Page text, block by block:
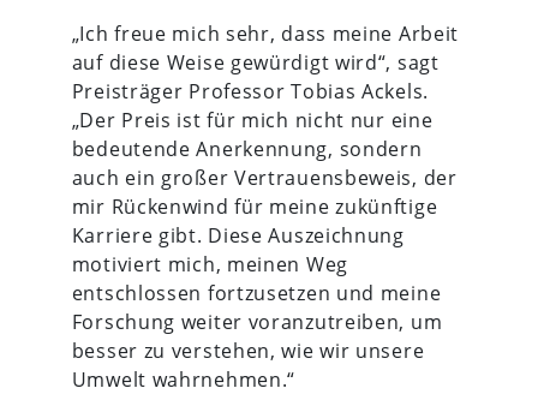
„Ich freue mich sehr, dass meine Arbeit
auf diese Weise gewürdigt wird“, sagt
Preisträger Professor Tobias Ackels.
„Der Preis ist für mich nicht nur eine
bedeutende Anerkennung, sondern
auch ein großer Vertrauensbeweis, der
mir Rückenwind für meine zukünftige
Karriere gibt. Diese Auszeichnung
motiviert mich, meinen Weg
entschlossen fortzusetzen und meine
Forschung weiter voranzutreiben, um
besser zu verstehen, wie wir unsere
Umwelt wahrnehmen.“